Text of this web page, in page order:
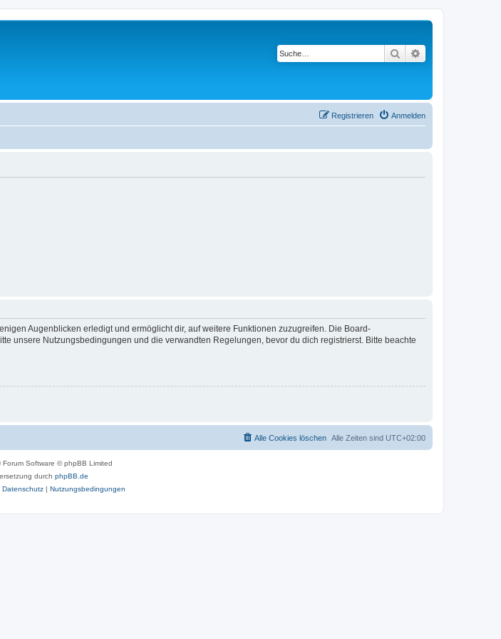
Suche
Anmelden
Registrieren
Augenblicken erledigt und ermöglicht dir, auf weitere Funktionen zuzugreifen. Die Board-
unsere Nutzungsbedingungen und die verwandten Regelungen, bevor du dich registrierst. Bitte beachte
Alle Zeiten sind UTC+02:00
Alle Cookies löschen
Forum Software © phpBB Limited
durch phpBB.de
Datenschutz | Nutzungsbedingungen